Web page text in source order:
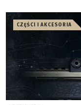
CZĘŚCI I AKCESORIA